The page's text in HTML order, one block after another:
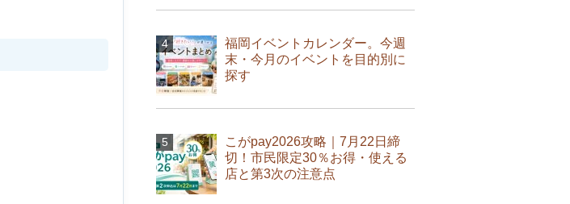
福岡イベントカレンダー。今週
末・今月のイベントを目的別に
探す
こがpay2026攻略｜7月22日締
切！市民限定30％お得・使える
店と第3次の注意点